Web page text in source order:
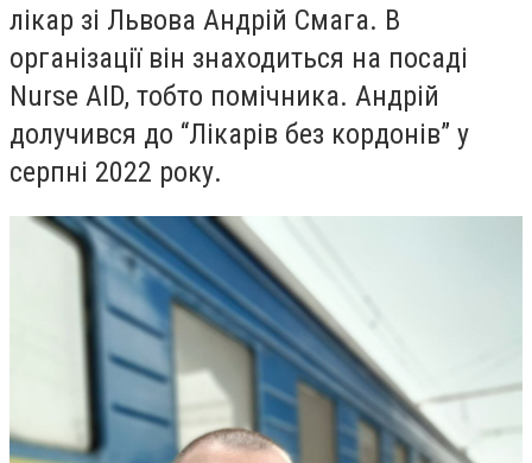
лікар зі Львова Андрій Смага. В
організації він знаходиться на посаді
Nurse AID, тобто помічника. Андрій
долучився до “Лікарів без кордонів” у
серпні 2022 року.